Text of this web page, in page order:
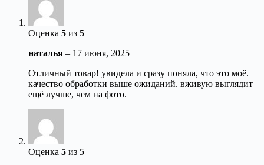
Оценка 5 из 5
наталья – 17 июня, 2025
Отличный товар! увидела и сразу поняла, что это моё.
качество обработки выше ожиданий. вживую выглядит
ещё лучше, чем на фото.
Оценка 5 из 5